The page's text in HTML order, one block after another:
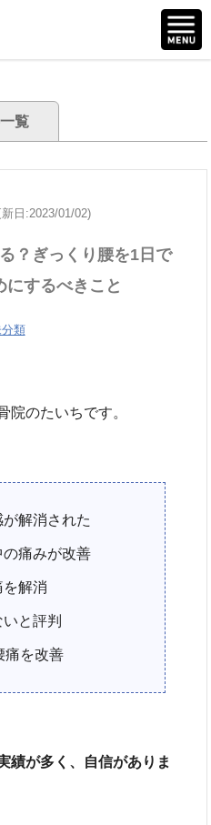
覧
日:2023/01/02)
？ぎっくり腰を1日で
にするべきこと
類
院のたいちです。
が解消された
の痛みが改善
を解消
と評判
痛を改善
績が多く、自信がありま